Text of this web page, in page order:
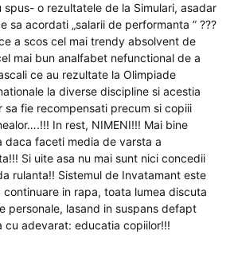
spus- o rezultatele de la Simulari, asadar
sa acordati „salarii de performanta ” ???
a scos cel mai trendy absolvent de
mai bun analfabet nefunctional de a
ce au rezultate la Olimpiade
la diverse discipline si acestia
sa fie recompensati precum si copiii
In rest, NIMENI!!! Mai bine
daca faceti media de varsta a
Si uite asa nu mai sunt nici concedii
rulanta!! Sistemul de Invatamant este
continuare in rapa, toata lumea discuta
personale, lasand in suspans defapt
cu adevarat: educatia copiilor!!!